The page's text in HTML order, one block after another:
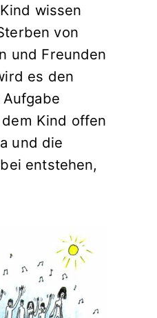
wissen
von
und Freunden
es den
Kind offen
und die
entstehen,